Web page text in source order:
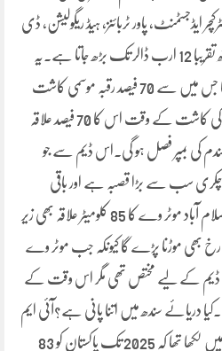
ایڈجسٹمنٹ، پاور ٹربائنز، ہیڈ ریگولیشن، ڈی
سلٹنگ فیچر اورکمانڈ لنکنگ کے ساتھ تقریبا 12 ارب ڈالر تک بڑھ جاتا ہے۔یہ
ڈیم 1240مربع کلومیٹر پر مشتمل ہو گا جس میں سے 70 فیصد رقبہ موسمی کاشت
کے لیے دستیاب ہو گا کیونکہ گندم کی کاشت کے وقت اس کا 70 فیصد علاقہ
کی بمپر فصل ہو گی۔اس ڈیم سے جو
سب سے بڑا قصبہ ہے اور باقی
چھوٹے دیہات ہوں گے۔لاہور اسلام آباد موٹر وے کا 85 کلومیٹر علاقہ بھی زیر
موڑنا پڑے گا کیونکہ جب موٹر وے
ڈیم کے لیے مختص تھی مگر اس وقت کے
دریائے سندھ میں اتنا پانی ہے؟آئی ایم
ایف نے 2015 کی ایک رپورٹ میں لکھا تھا کہ 2025 تک پاکستان کو 83